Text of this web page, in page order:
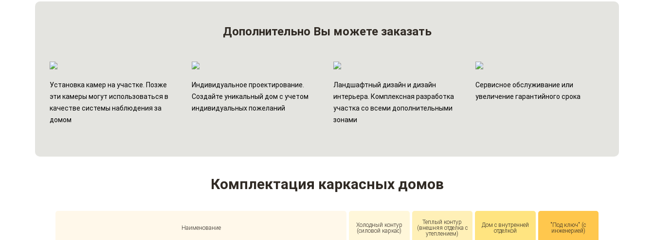
Дополнительно Вы можете заказать
Установка камер на участке. Позже
эти камеры могут использоваться в
качестве системы наблюдения за
домом
Индивидуальное проектирование.
Создайте уникальный дом с учетом
индивидуальных пожеланий
Ландшафтный дизайн и дизайн
интерьера. Комплексная разработка
участка со всеми дополнительными
зонами
Сервисное обслуживание или
увеличение гарантийного срока
Комплектация каркасных домов
Наименование
Холодный контур
(силовой каркас)
Теплый контур
(внешняя отделка с
утеплением)
Дом с внутренней
отделкой
"Под ключ" (с
инженерией)